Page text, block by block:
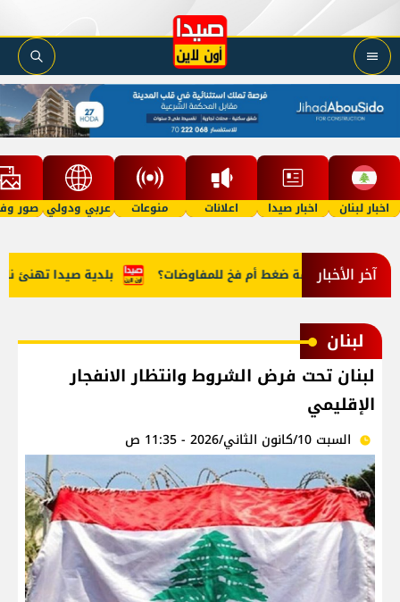
اخبار لبنان اخبار صيدا اعلانات منوعات عربي ودولي صور
آخر الأخبار بلدية صيدا تهنئ نادي ورقة ضغط أم فخ للمفاوضات؟
لبنان
لبنان تحت فرض الشروط وانتظار الانفجار
الإقليمي
السبت 10/كانون الثاني/2026 - 11:35 ص